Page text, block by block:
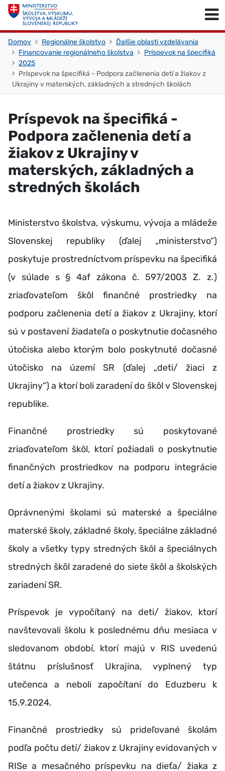
Skočiť na obsah
Domov Regionálne školstvo
Ďalšie oblasti vzdelávania
Financovanie regionálneho školstva
Príspevok na špecifiká
2025
Príspevok na špecifiká - Podpora začlenenia detí a žiakov z
Ukrajiny v materských, základných a stredných školách
Príspevok na špecifiká -
Podpora začlenenia detí a
žiakov z Ukrajiny v
materských, základných a
stredných školách
Ministerstvo školstva, výskumu, vývoja a mládeže
Slovenskej republiky (ďalej „ministerstvo“)
poskytuje prostredníctvom príspevku na špecifiká
(v súlade s § 4af zákona č. 597/2003 Z. z.)
zriaďovateľom škôl finančné prostriedky na
podporu začlenenia detí a žiakov z Ukrajiny, ktorí
sú v postavení žiadateľa o poskytnutie dočasného
útočiska alebo ktorým bolo poskytnuté dočasné
útočisko na území SR (ďalej „deti/ žiaci z
Ukrajiny“) a ktorí boli zaradení do škôl v Slovenskej
republike.
Finančné prostriedky sú poskytované
zriaďovateľom škôl, ktorí požiadali o poskytnutie
finančných prostriedkov na podporu integrácie
detí a žiakov z Ukrajiny.
Oprávnenými školami sú materské a špeciálne
materské školy, základné školy, špeciálne základné
školy a všetky typy stredných škôl a špeciálnych
stredných škôl zaradené do siete škôl a školských
zariadení SR.
Príspevok je vypočítaný na deti/ žiakov, ktorí
navštevovali školu k poslednému dňu mesiaca v
sledovanom období, ktorí majú v RIS uvedenú
štátnu príslušnosť Ukrajina, vyplnený typ
utečenca a neboli započítaní do Eduzberu k
15.9.2024.
Finančné prostriedky sú prideľované školám
podľa počtu detí/ žiakov z Ukrajiny evidovaných v
RISe a mesačného príspevku na dieťa/ žiaka z
Skočiť na začiatok stránky